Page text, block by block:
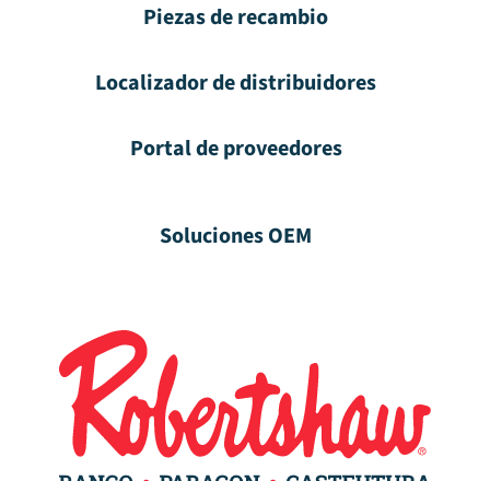
Piezas de recambio
Localizador de distribuidores
Portal de proveedores
Soluciones OEM